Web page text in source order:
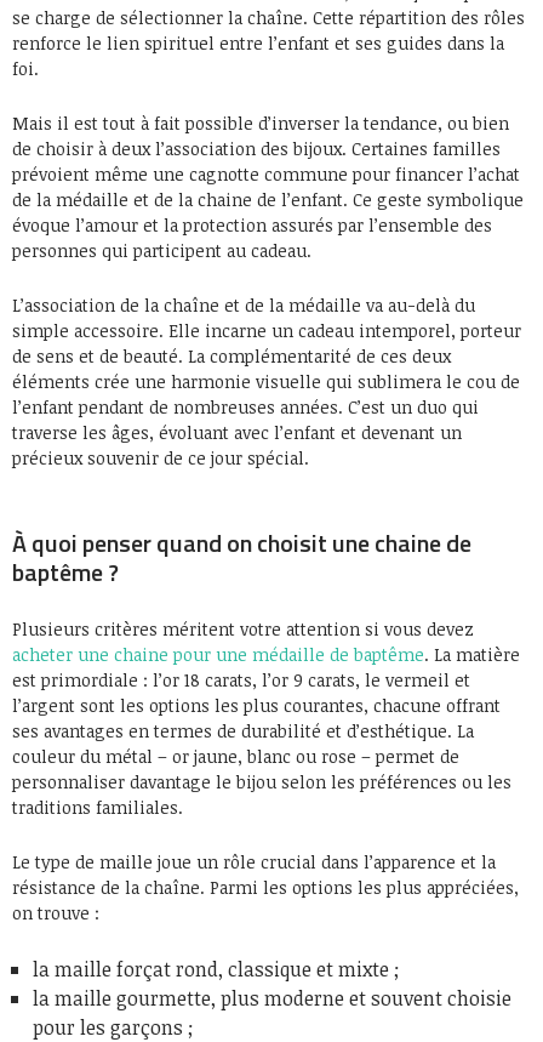
se charge de sélectionner la chaîne. Cette répartition des rôles
renforce le lien spirituel entre l’enfant et ses guides dans la
foi.
Mais il est tout à fait possible d’inverser la tendance, ou bien
de choisir à deux l’association des bijoux. Certaines familles
prévoient même une cagnotte commune pour financer l’achat
de la médaille et de la chaine de l’enfant. Ce geste symbolique
évoque l’amour et la protection assurés par l’ensemble des
personnes qui participent au cadeau.
L’association de la chaîne et de la médaille va au-delà du
simple accessoire. Elle incarne un cadeau intemporel, porteur
de sens et de beauté. La complémentarité de ces deux
éléments crée une harmonie visuelle qui sublimera le cou de
l’enfant pendant de nombreuses années. C’est un duo qui
traverse les âges, évoluant avec l’enfant et devenant un
précieux souvenir de ce jour spécial.
À quoi penser quand on choisit une chaine de
baptême ?
Plusieurs critères méritent votre attention si vous devez
acheter une chaine pour une médaille de baptême. La matière
est primordiale : l’or 18 carats, l’or 9 carats, le vermeil et
l’argent sont les options les plus courantes, chacune offrant
ses avantages en termes de durabilité et d’esthétique. La
couleur du métal – or jaune, blanc ou rose – permet de
personnaliser davantage le bijou selon les préférences ou les
traditions familiales.
Le type de maille joue un rôle crucial dans l’apparence et la
résistance de la chaîne. Parmi les options les plus appréciées,
on trouve :
la maille forçat rond, classique et mixte ;
la maille gourmette, plus moderne et souvent choisie
pour les garçons ;